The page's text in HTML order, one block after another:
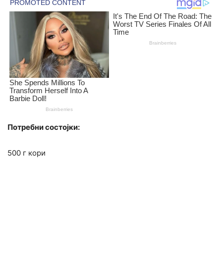
Потребни состојки:
500 г кори